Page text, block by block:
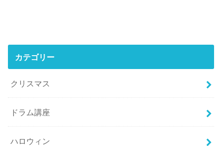
カテゴリー
クリスマス
ドラム講座
ハロウィン